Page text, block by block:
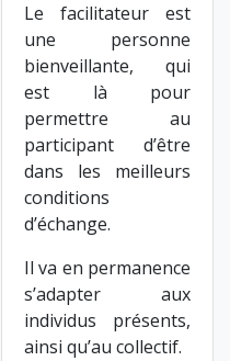
Le facilitateur est
une personne
bienveillante, qui
est là pour
permettre au
participant d’être
dans les meilleurs
conditions
d’échange.
Il va en permanence
s’adapter aux
individus présents,
ainsi qu’au collectif.